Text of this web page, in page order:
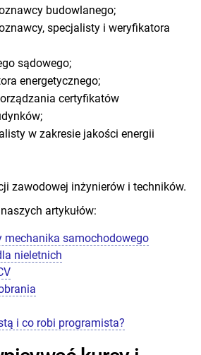
budowlanego;
specjalisty i weryfikatora
sądowego;
energetycznego;
certyfikatów
w zakresie jakości energii
zawodowej inżynierów i techników.
artykułów:
mechanika samochodowego
nieletnich
i co robi programista?